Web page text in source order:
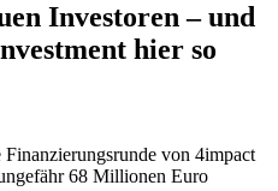
Investoren – und
hier so
von 4impact
68 Millionen Euro